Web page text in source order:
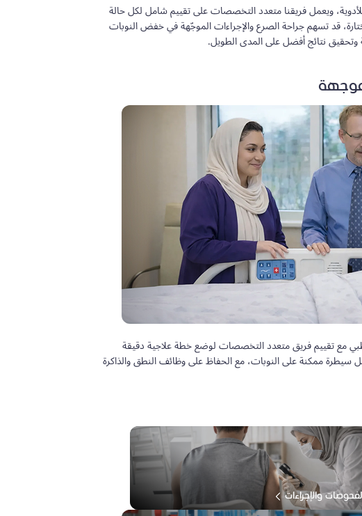
ويعمل فريقنا متعدد التخصصات على تقييم شامل لكل حالة
قد تسهم جراحة الصرع والإجراءات الموجّهة في خفض النوبات
وتحقيق نتائج أفضل على المدى الطويل.
مع تقييم فريق متعدد التخصصات لوضع خطة علاجية دقيقة
ممكنة على النوبات، مع الحفاظ على وظائف النطق والذاكرة
والإجراءات